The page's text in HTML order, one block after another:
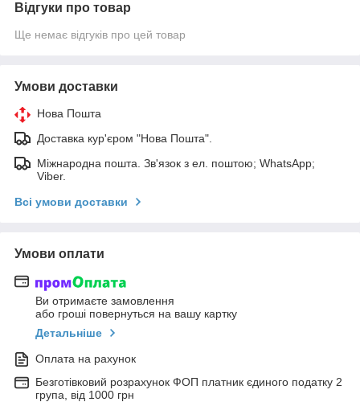
Відгуки про товар
Ще немає відгуків про цей товар
Умови доставки
Нова Пошта
Доставка кур'єром "Нова Пошта".
Міжнародна пошта. Зв'язок з ел. поштою; WhatsApp;
Viber.
Всі умови доставки
Умови оплати
Ви отримаєте замовлення
або гроші повернуться на вашу картку
Детальніше
Оплата на рахунок
Безготівковий розрахунок ФОП платник єдиного податку 2
група, від 1000 грн